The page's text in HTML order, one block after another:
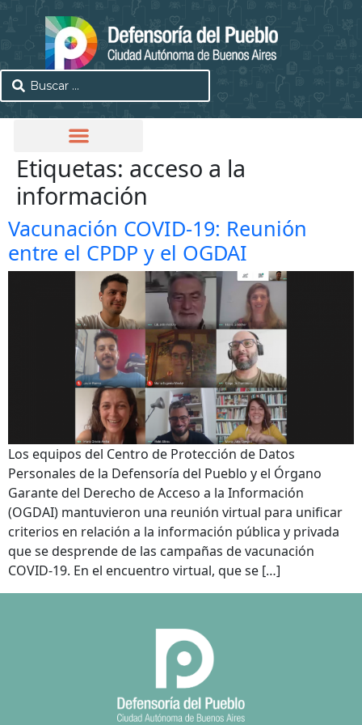
Etiquetas: acceso a la
información
Vacunación COVID-19: Reunión
entre el CPDP y el OGDAI
Los equipos del Centro de Protección de Datos
Personales de la Defensoría del Pueblo y el Órgano
Garante del Derecho de Acceso a la Información
(OGDAI) mantuvieron una reunión virtual para unificar
criterios en relación a la información pública y privada
que se desprende de las campañas de vacunación
COVID-19. En el encuentro virtual, que se […]